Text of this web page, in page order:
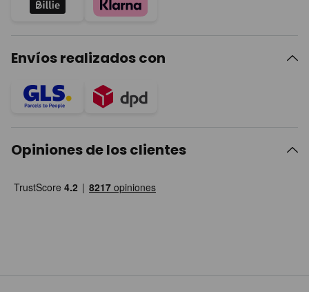
Envíos realizados con
Opiniones de los clientes